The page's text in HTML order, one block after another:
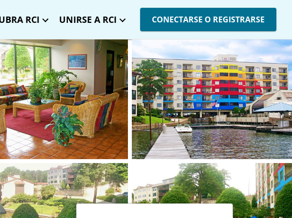
RCI UNIRSE A RCI CONECTARSE O REGISTRARSE